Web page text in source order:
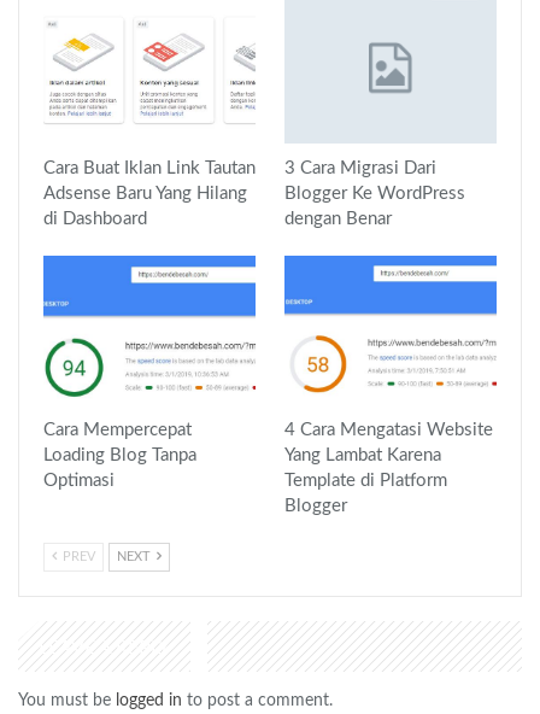
Cara Buat Iklan Link Tautan
Adsense Baru Yang Hilang
di Dashboard
3 Cara Migrasi Dari
Blogger Ke WordPress
dengan Benar
Cara Mempercepat
Loading Blog Tanpa
Optimasi
4 Cara Mengatasi Website
Yang Lambat Karena
Template di Platform
Blogger
PREV NEXT
LEAVE A REPLY
You must be logged in to post a comment.